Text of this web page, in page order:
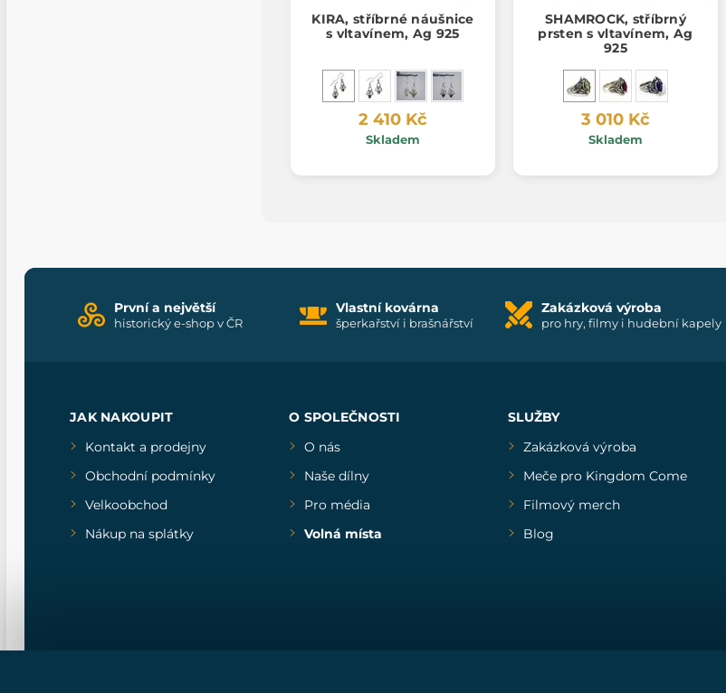
KIRA, stříbrné náušnice
s vltavínem, Ag 925
2 410 Kč
Skladem
SHAMROCK, stříbrný
prsten s vltavínem, Ag
925
3 010 Kč
Skladem
První a největší
historický e-shop v ČR
Vlastní kovárna
šperkařství i brašnářství
Zakázková výroba
pro hry, filmy i hudební kapely
JAK NAKOUPIT
Kontakt a prodejny
Obchodní podmínky
Velkoobchod
Nákup na splátky
O SPOLEČNOSTI
O nás
Naše dílny
Pro média
Volná místa
SLUŽBY
Zakázková výroba
Meče pro Kingdom Come
Filmový merch
Blog